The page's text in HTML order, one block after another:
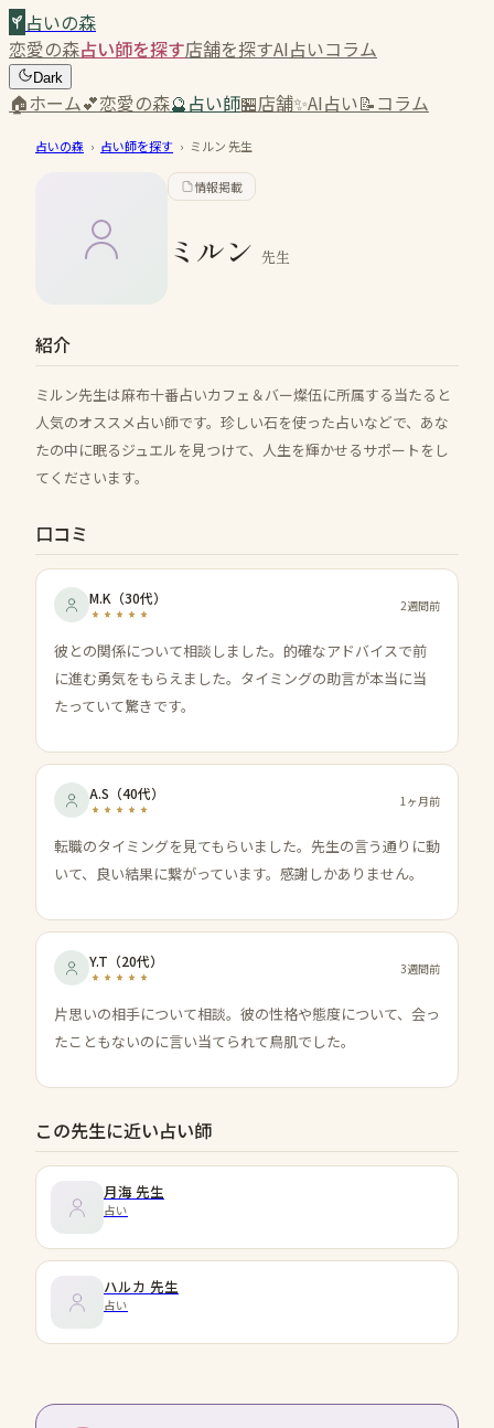
占いの森
恋愛の森占い師を探す店舗を探すAI占いコラム
Dark
🏠ホーム💕恋愛の森🔮占い師🏪店舗✨AI占い📝コラム
占いの森 › 占い師を探す › ミルン先生
情報掲載
ミルン 先生
紹介
ミルン先生は麻布十番占いカフェ＆バー燦伍に所属する当たると
人気のオススメ占い師です。珍しい石を使った占いなどで、あな
たの中に眠るジュエルを見つけて、人生を輝かせるサポートをし
てくださいます。
口コミ
M.K （30代） 2週間前
彼との関係について相談しました。的確なアドバイスで前
に進む勇気をもらえました。タイミングの助言が本当に当
たっていて驚きです。
A.S （40代） 1ヶ月前
転職のタイミングを見てもらいました。先生の言う通りに動
いて、良い結果に繋がっています。感謝しかありません。
Y.T （20代） 3週間前
片思いの相手について相談。彼の性格や態度について、会っ
たこともないのに言い当てられて鳥肌でした。
この先生に近い占い師
月海 先生
占い
ハルカ 先生
占い